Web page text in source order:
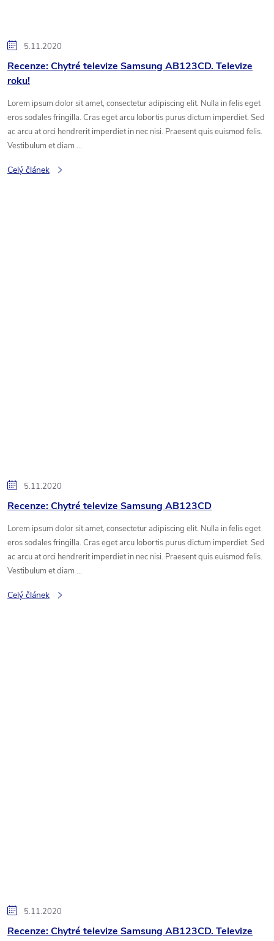
5.11.2020
Recenze: Chytré televize Samsung AB123CD. Televize
roku!
Lorem ipsum dolor sit amet, consectetur adipiscing elit. Nulla in felis eget
eros sodales fringilla. Cras eget arcu lobortis purus dictum imperdiet. Sed
ac arcu at orci hendrerit imperdiet in nec nisi. Praesent quis euismod felis.
Vestibulum et diam ...
Celý článek
5.11.2020
Recenze: Chytré televize Samsung AB123CD
Lorem ipsum dolor sit amet, consectetur adipiscing elit. Nulla in felis eget
eros sodales fringilla. Cras eget arcu lobortis purus dictum imperdiet. Sed
ac arcu at orci hendrerit imperdiet in nec nisi. Praesent quis euismod felis.
Vestibulum et diam ...
Celý článek
5.11.2020
Recenze: Chytré televize Samsung AB123CD. Televize